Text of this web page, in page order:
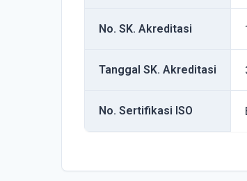
No. SK. Akreditasi
Tanggal SK. Akreditasi
No. Sertifikasi ISO